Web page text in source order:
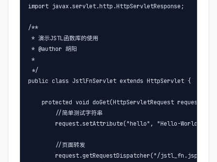
import javax.servlet.http.HttpServletResponse;
/**
* 演示JSTL函数库的使用
* @author 胡阳
*
*/
public class JstlFnServlet extends HttpServlet {
protected void doGet(HttpServletRequest request,
        //简单测试字符串
        request.setAttribute("hello", "Hello-World");
        //页面转发
request.getRequestDispatcher("/